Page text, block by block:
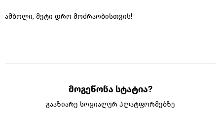
ამბოლი, მეტი დრო მოძრაობისთვის!
მოგეწონა სტატია?
გააზიარე სოციალურ პლატფორმებზე